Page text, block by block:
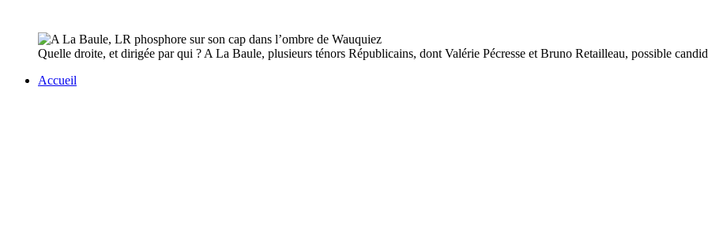
Quelle droite, et dirigée par qui ? A La Baule, plusieurs ténors Républicains, dont Valérie Pécresse et Bruno Retailleau, possible
Accueil